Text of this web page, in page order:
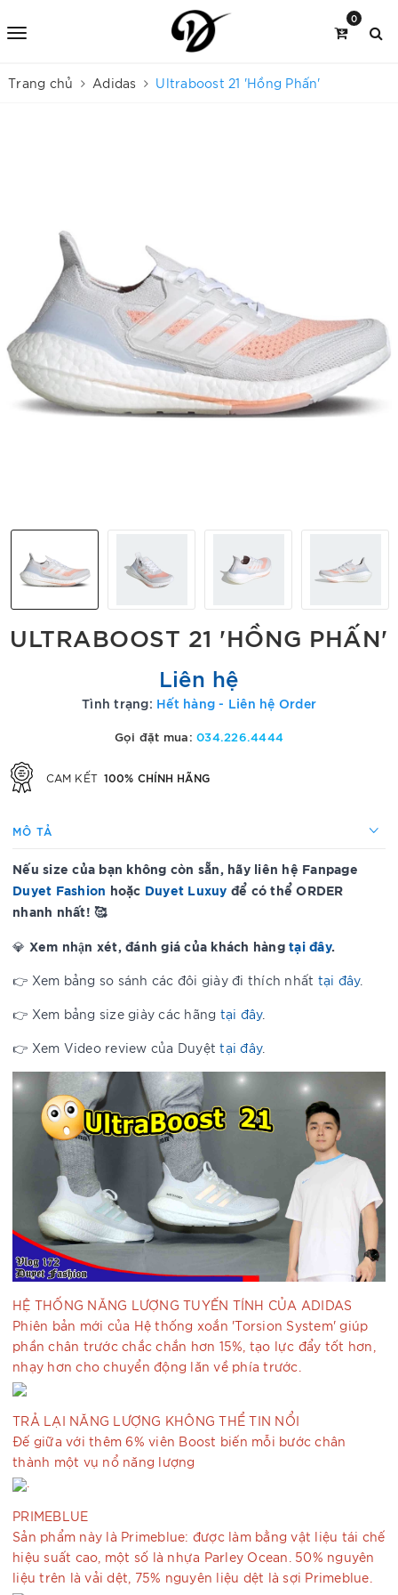
0
Trang chủ Adidas Ultraboost 21 'Hồng Phấn'
ULTRABOOST 21 'HỒNG PHẤN'
Liên hệ
Tình trạng: Hết hàng - Liên hệ Order
Gọi đặt mua:034.226.4444
CAM KẾT 100% CHÍNH HÃNG
MÔ TẢ
Nếu size của bạn không còn sẵn, hãy liên hệ Fanpage
Duyet Fashion hoặc Duyet Luxuy để có thể ORDER
nhanh nhất! 🥰
💎 Xem nhận xét, đánh giá của khách hàng tại đây.
👉 Xem bảng so sánh các đôi giày đi thích nhất tại đây.
👉 Xem bảng size giày các hãng tại đây.
👉 Xem Video review của Duyệttại đây.
HỆ THỐNG NĂNG LƯỢNG TUYẾN TÍNH CỦA ADIDAS
Phiên bản mới của Hệ thống xoắn 'Torsion System' giúp
phần chân trước chắc chắn hơn 15%, tạo lực đẩy tốt hơn,
nhạy hơn cho chuyển động lăn về phía trước.
TRẢ LẠI NĂNG LƯỢNG KHÔNG THỂ TIN NỔI
Đế giữa với thêm 6% viên Boost biến mỗi bước chân
thành một vụ nổ năng lượng
PRIMEBLUE
Sản phẩm này là Primeblue: được làm bằng vật liệu tái chế
hiệu suất cao, một số là nhựa Parley Ocean. 50% nguyên
liệu trên là vải dệt, 75% nguyên liệu dệt là sợi Primeblue.